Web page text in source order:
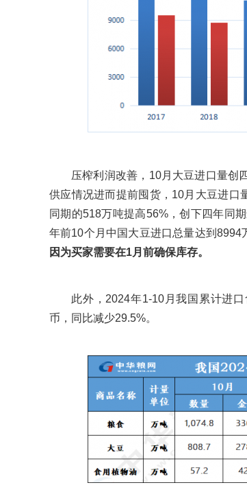
压榨利润改善，10月大豆进口量创
供应情况进而提前囤货，10月大豆进口
同期的518万吨提高56%，创下四年同
年前10个月中国大豆进口总量达到8994
因为买家需要在1月前确保库存。
此外，2024年1-10月我国累计进
币，同比减少29.5%。